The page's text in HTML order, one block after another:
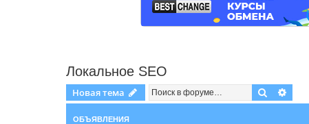
Локальное SEO
Новая тема Поиск
ОБЪЯВЛЕНИЯ